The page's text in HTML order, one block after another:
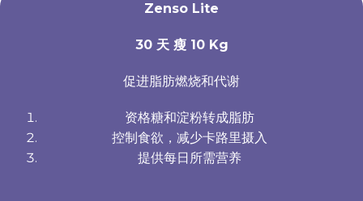
Zenso Lite
30 天 瘦 10 Kg
促进脂肪燃烧和代谢
资格糖和淀粉转成脂肪
控制食欲，减少卡路里摄入
提供每日所需营养